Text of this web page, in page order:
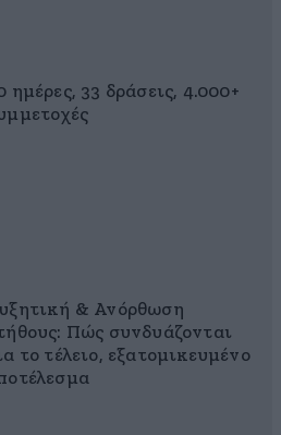
ημέρες, 33 δράσεις, 4.000+
& Ανόρθωση
Πώς συνδυάζονται
το τέλειο, εξατομικευμένο